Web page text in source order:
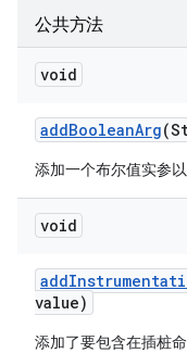
公共方法
void
addBooleanArg
添加一个布尔值实参
void
add
value)
添加了要包含在插桩命